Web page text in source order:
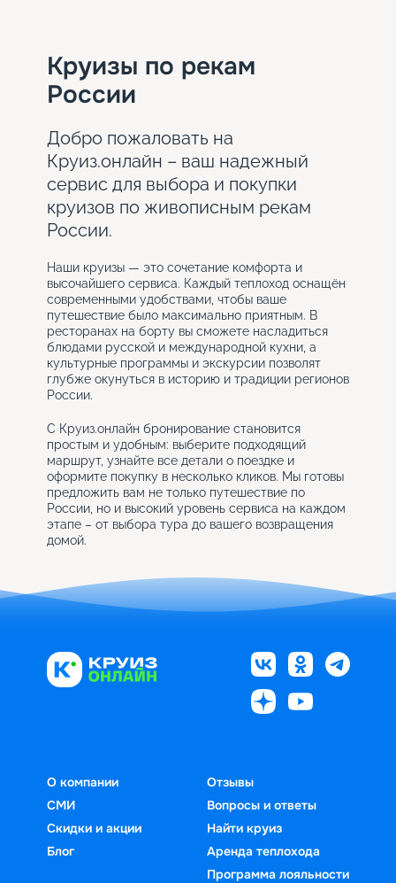
Круизы по рекам
России
Добро пожаловать на
Круиз.онлайн – ваш надежный
сервис для выбора и покупки
круизов по живописным рекам
России.
Наши круизы — это сочетание комфорта и
высочайшего сервиса. Каждый теплоход оснащён
современными удобствами, чтобы ваше
путешествие было максимально приятным. В
ресторанах на борту вы сможете насладиться
блюдами русской и международной кухни, а
культурные программы и экскурсии позволят
глубже окунуться в историю и традиции регионов
России.
С Круиз.онлайн бронирование становится
простым и удобным: выберите подходящий
маршрут, узнайте все детали о поездке и
оформите покупку в несколько кликов. Мы готовы
предложить вам не только путешествие по
России, но и высокий уровень сервиса на каждом
этапе – от выбора тура до вашего возвращения
домой.
О компании
СМИ
Скидки и акции
Блог
Отзывы
Вопросы и ответы
Найти круиз
Аренда теплохода
Программа лояльности